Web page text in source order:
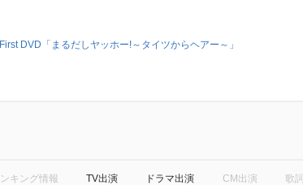
DVD「まるだしヤッホー!～タイツからヘアー～」
キング情報 TV出演 ドラマ出演 CM出演 歌詞